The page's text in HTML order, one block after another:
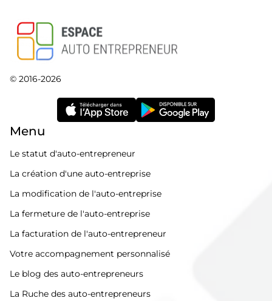
© 2016-2026
Menu
Le statut d'auto-entrepreneur
La création d'une auto-entreprise
La modification de l'auto-entreprise
La fermeture de l'auto-entreprise
La facturation de l'auto-entrepreneur
Votre accompagnement personnalisé
Le blog des auto-entrepreneurs
La Ruche des auto-entrepreneurs